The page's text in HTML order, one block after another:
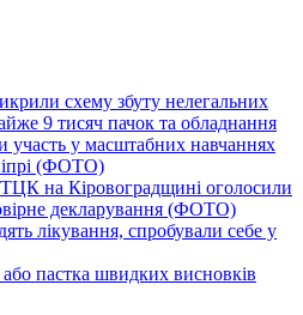
схему збуту нелегальних
9 тисяч пачок та обладнання
у масштабних навчаннях
(ФОТО)
на Кіровоградщині оголосили
декларування (ФОТО)
лікування, спробували себе у
пастка швидких висновків